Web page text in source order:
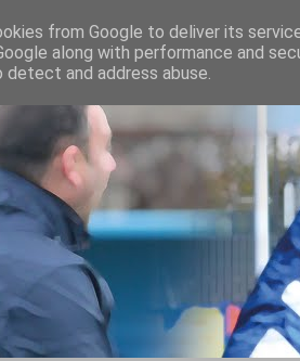
from Google to deliver its
along with performance and
and address abuse.